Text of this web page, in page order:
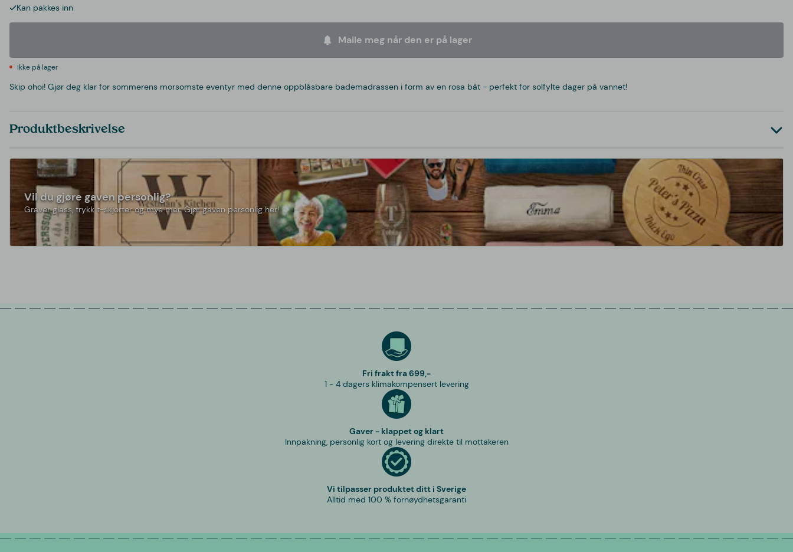
Kan pakkes inn
Maile meg når den er på lager
Ikke på lager
Skip ohoi! Gjør deg klar for sommerens morsomste eventyr med denne oppblåsbare bademadrassen i form av en rosa båt - perfekt for solfylte dager på vannet!
Produktbeskrivelse
Vil du gjøre gaven personlig?
Graver glass, trykk t-skjorter og mye mer. Gjør gaven personlig her!
Fri frakt fra 699,-
1 - 4 dagers klimakompensert levering
Gaver - klappet og klart
Innpakning, personlig kort og levering direkte til mottakeren
Vi tilpasser produktet ditt i Sverige
Alltid med 100 % fornøydhetsgaranti